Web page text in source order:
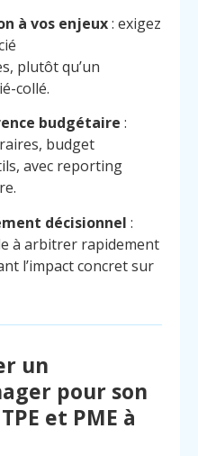
Appelez
à vos enjeux: exigez
plutôt qu’un
collé.
budgétaire :
budget
avec reporting
décisionnel :
à arbitrer rapidement
l’impact concret sur
un
pour son
et PME à